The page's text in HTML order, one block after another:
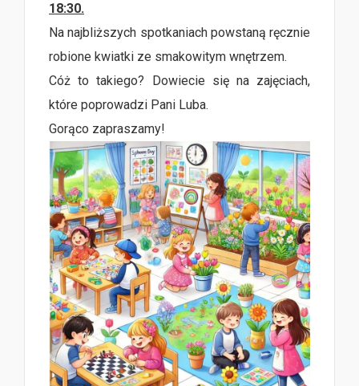
18:30.
Na najbliższych spotkaniach powstaną ręcznie
robione kwiatki ze smakowitym wnętrzem.
Cóż to takiego? Dowiecie się na zajęciach,
które poprowadzi Pani Luba.
Gorąco zapraszamy!